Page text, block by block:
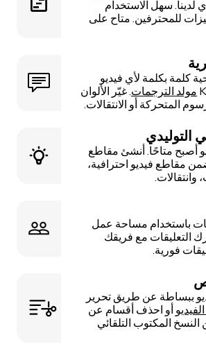
لدينا. سهل الاستخدام
للمحترفين. متاح على
كلمة بكلمة لأي فيديو
مولد الترجمات . غيّر الألوان
المتحركة أو الانتقالات.
التوليدي
أصبح متاحًا. أنشئ مقاطع
مقاطع فيديو احترافية،
باستخدام مساحة عمل
التعليقات مع فريقك
فورية.
ببساطة عن طريق تحرير
أو احذف أقسام عن
المكتوب التلقائي